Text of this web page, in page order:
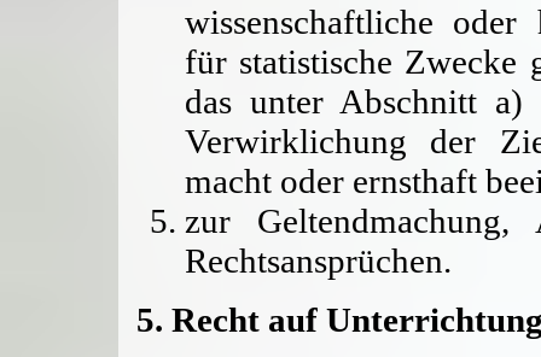
wissenschaftliche oder
für statistische Zwecke
das unter Abschnitt a)
Verwirklichung der
macht oder ernsthaft
zur
Rechtsansprüchen.
5. Recht auf